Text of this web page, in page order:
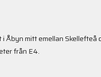
Åbyn mitt emellan Skellefteå
från E4.